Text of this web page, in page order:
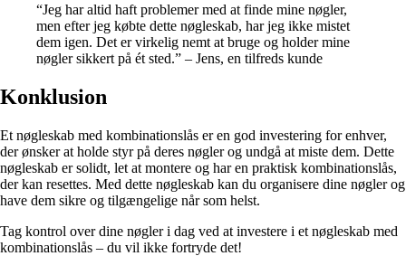
“Jeg har altid haft problemer med at finde mine nøgler,
men efter jeg købte dette nøgleskab, har jeg ikke mistet
dem igen. Det er virkelig nemt at bruge og holder mine
nøgler sikkert på ét sted.” – Jens, en tilfreds kunde
Konklusion
Et nøgleskab med kombinationslås er en god investering for enhver,
der ønsker at holde styr på deres nøgler og undgå at miste dem. Dette
nøgleskab er solidt, let at montere og har en praktisk kombinationslås,
der kan resettes. Med dette nøgleskab kan du organisere dine nøgler og
have dem sikre og tilgængelige når som helst.
Tag kontrol over dine nøgler i dag ved at investere i et nøgleskab med
kombinationslås – du vil ikke fortryde det!